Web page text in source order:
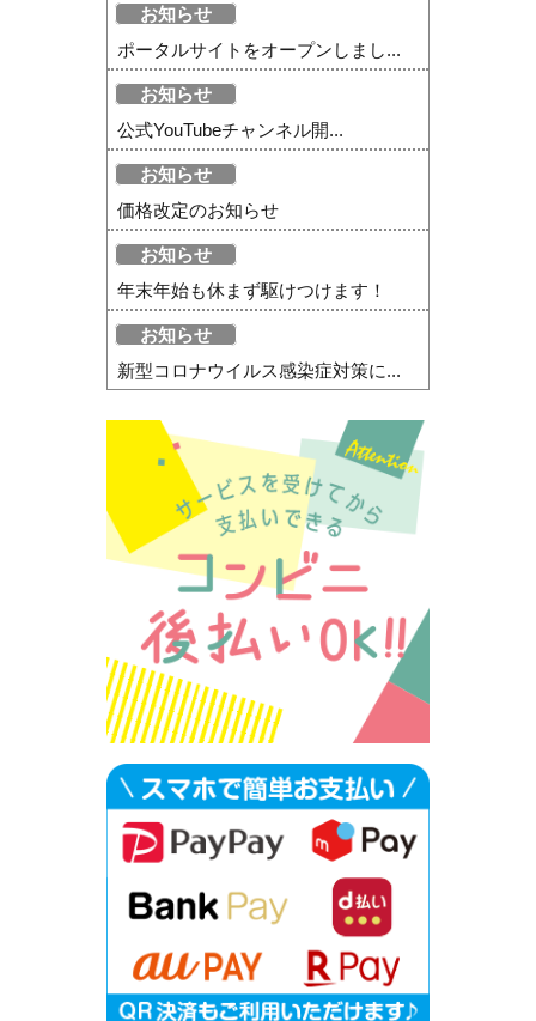
お知らせ
ポータルサイトをオープンしまし...
お知らせ
公式YouTubeチャンネル開...
お知らせ
価格改定のお知らせ
お知らせ
年末年始も休まず駆けつけます！
お知らせ
新型コロナウイルス感染症対策に...